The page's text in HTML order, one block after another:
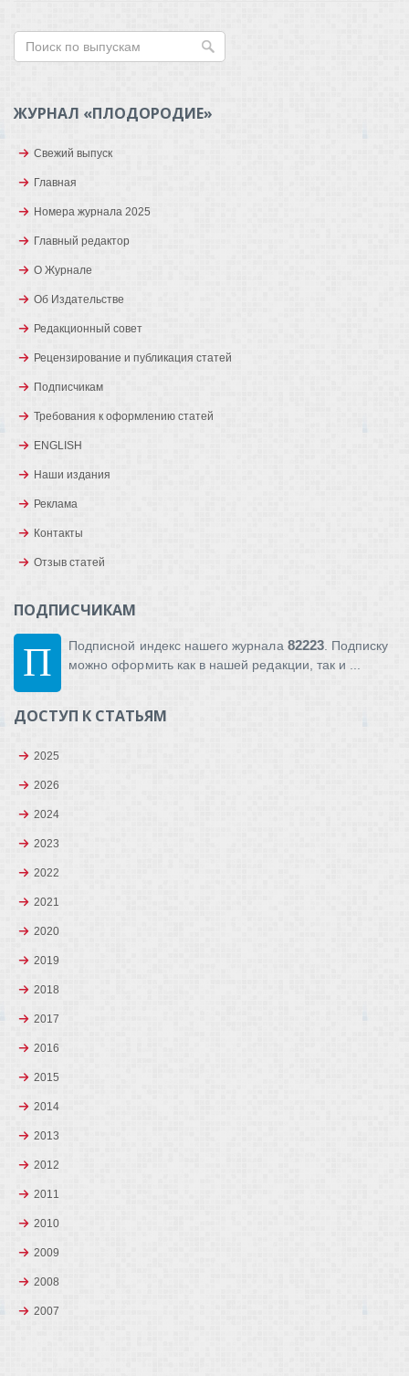
ЖУРНАЛ «ПЛОДОРОДИЕ»
Свежий выпуск
Главная
Номера журнала 2025
Главный редактор
О Журнале
Об Издательстве
Редакционный совет
Рецензирование и публикация статей
Подписчикам
Требования к оформлению статей
ENGLISH
Наши издания
Реклама
Контакты
Отзыв статей
ПОДПИСЧИКАМ
П Подписной индекс нашего журнала 82223. Подписку
можно оформить как в нашей редакции, так и ...
ДОСТУП К СТАТЬЯМ
2025
2026
2024
2023
2022
2021
2020
2019
2018
2017
2016
2015
2014
2013
2012
2011
2010
2009
2008
2007